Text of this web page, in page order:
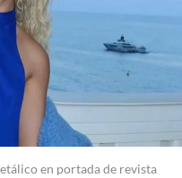
en portada de revista